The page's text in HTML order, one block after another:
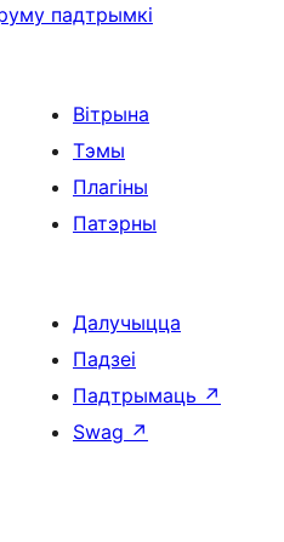
падтрымкі
Вітрына
Тэмы
Плагіны
Патэрны
Далучыцца
Падзеі
Падтрымаць ↗
Swag ↗